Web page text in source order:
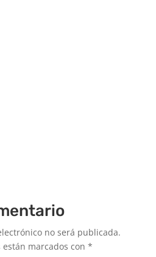
no será publicada.
están marcados con*